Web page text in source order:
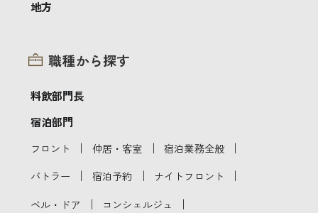
地方
職種から探す
料飲部門長
宿泊部門
フロント ｜ 仲居・客室 ｜ 宿泊業務全般 ｜
バトラー ｜ 宿泊予約 ｜ ナイトフロント ｜
ベル・ドア ｜ コンシェルジュ ｜